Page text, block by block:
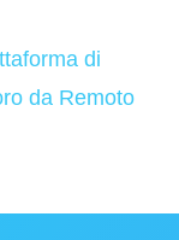
di
da Remoto